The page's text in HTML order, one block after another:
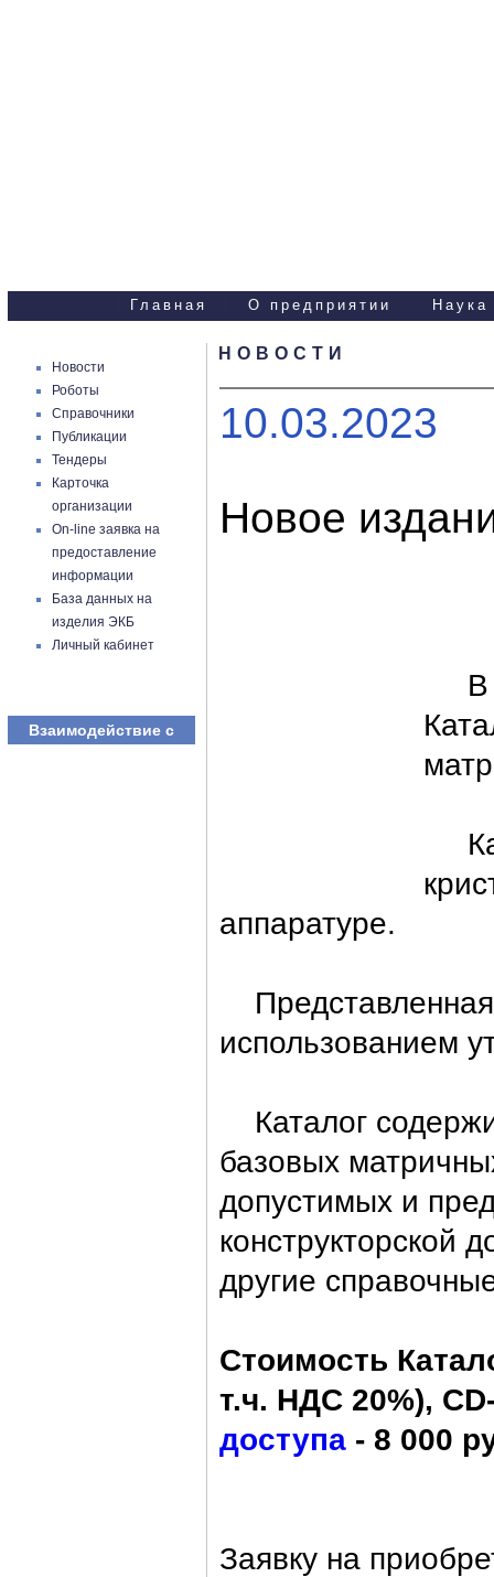
Главная О предприятии Наука
Новости
Роботы
Справочники
Публикации
Тендеры
Карточка
организации
On-line заявка на
предоставление
информации
База данных на
изделия ЭКБ
Личный кабинет
Взаимодействие с
НОВОСТИ
10.03.2023
Новое
В
аппаратуре.
Представленная
использованием
Каталог
базовых
допустимых и
конструкторской
другие
Стоимость
т.ч. НДС 20%),
доступа- 8 000
Заявку на